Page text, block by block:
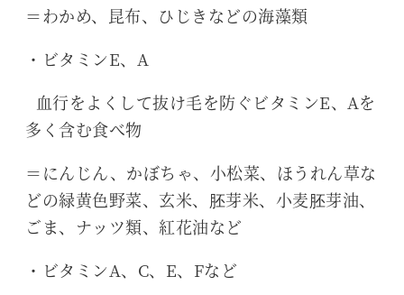
＝わかめ、昆布、ひじきなどの海藻類
・ビタミンE、A
血行をよくして抜け毛を防ぐビタミンE、Aを
多く含む食べ物
＝にんじん、かぼちゃ、小松菜、ほうれん草な
どの緑黄色野菜、玄米、胚芽米、小麦胚芽油、
ごま、ナッツ類、紅花油など
・ビタミンA、C、E、Fなど